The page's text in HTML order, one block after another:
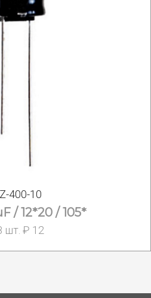
400-10
/ 12*20 / 105*
шт. ₽ 12